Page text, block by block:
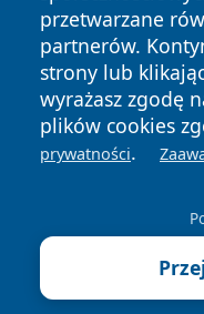
przetwarzane
partnerów.
strony lub
wyrażasz zgodę
plików cookies
prywatności.
News Autorzy